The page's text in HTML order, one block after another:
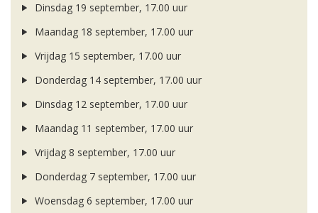
Dinsdag 19 september, 17.00 uur
Maandag 18 september, 17.00 uur
Vrijdag 15 september, 17.00 uur
Donderdag 14 september, 17.00 uur
Dinsdag 12 september, 17.00 uur
Maandag 11 september, 17.00 uur
Vrijdag 8 september, 17.00 uur
Donderdag 7 september, 17.00 uur
Woensdag 6 september, 17.00 uur